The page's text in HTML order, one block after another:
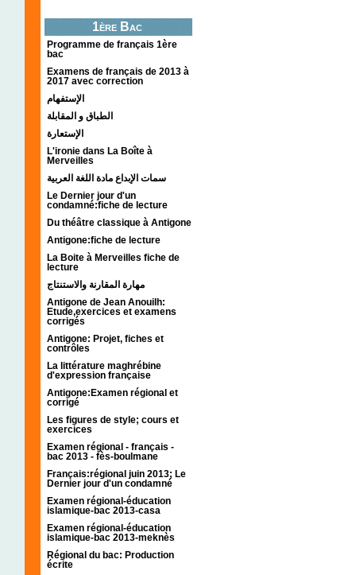
1ère Bac
Programme de français 1ère
bac
Examens de français de 2013 à
2017 avec correction
الإستفهام
الطباق و المقابلة
الإستعارة
L'ironie dans La Boîte à
Merveilles
سمات الإبداع مادة اللغة العربية
Le Dernier jour d'un
condamné:fiche de lecture
Du théâtre classique à Antigone
Antigone:fiche de lecture
La Boite à Merveilles fiche de
lecture
مهارة المقارنة والاستنتاج
Antigone de Jean Anouilh:
Etude,exercices et examens
corrigés
Antigone: Projet, fiches et
contrôles
La littérature maghrébine
d'expression française
Antigone:Examen régional et
corrigé
Les figures de style; cours et
exercices
Examen régional - français -
bac 2013 - fès-boulmane
Français:régional juin 2013; Le
Dernier jour d'un condamné
Examen régional-éducation
islamique-bac 2013-casa
Examen régional-éducation
islamique-bac 2013-meknès
Régional du bac: Production
écrite